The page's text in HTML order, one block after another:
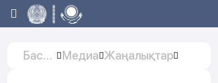
Басты
Медиа Жаңалықтар